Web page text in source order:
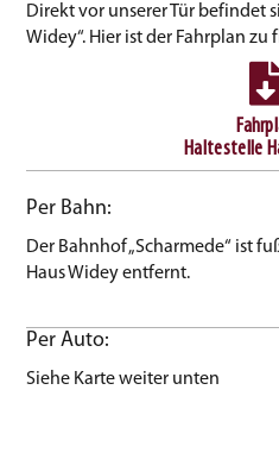
Direkt vor unserer Tür befindet
Widey“. Hier ist der Fahrplan zu
Haltestelle
Per Bahn:
Der Bahnhof „Scharmede“ ist
Haus Widey entfernt.
Per Auto:
Siehe Karte weiter unten